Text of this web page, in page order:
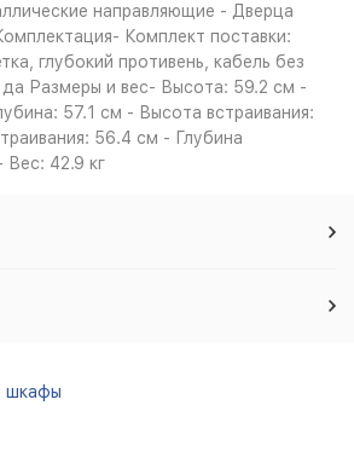
направляющие - Дверца
Комплект поставки:
глубокий противень, кабель без
да Размеры и вес- Высота: 59.2 см -
57.1 см - Высота встраивания:
56.4 см - Глубина
Вес: 42.9 кг
шкафы